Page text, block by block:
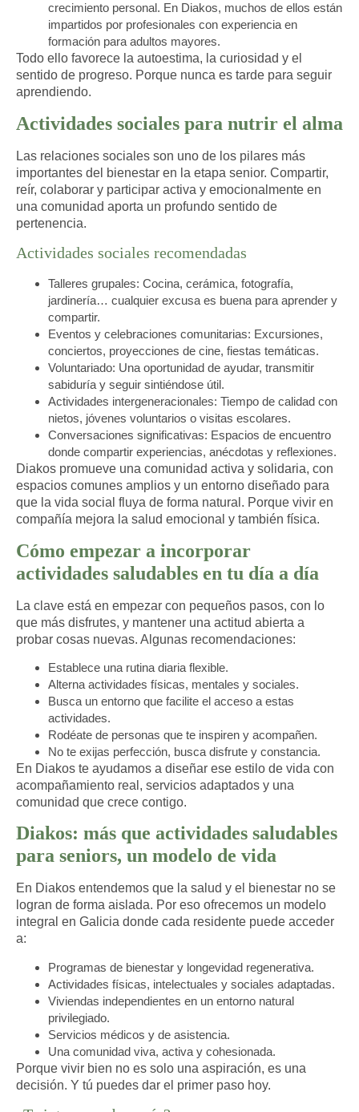
crecimiento personal. En Diakos, muchos de ellos están
impartidos por profesionales con experiencia en
formación para adultos mayores.
Todo ello favorece la autoestima, la curiosidad y el
sentido de progreso. Porque nunca es tarde para seguir
aprendiendo.
Actividades sociales para nutrir el alma
Las relaciones sociales son uno de los pilares más
importantes del bienestar en la etapa senior. Compartir,
reír, colaborar y participar activa y emocionalmente en
una comunidad aporta un profundo sentido de
pertenencia.
Actividades sociales recomendadas
Talleres grupales: Cocina, cerámica, fotografía,
jardinería… cualquier excusa es buena para aprender y
compartir.
Eventos y celebraciones comunitarias: Excursiones,
conciertos, proyecciones de cine, fiestas temáticas.
Voluntariado: Una oportunidad de ayudar, transmitir
sabiduría y seguir sintiéndose útil.
Actividades intergeneracionales: Tiempo de calidad con
nietos, jóvenes voluntarios o visitas escolares.
Conversaciones significativas: Espacios de encuentro
donde compartir experiencias, anécdotas y reflexiones.
Diakos promueve una comunidad activa y solidaria, con
espacios comunes amplios y un entorno diseñado para
que la vida social fluya de forma natural. Porque vivir en
compañía mejora la salud emocional y también física.
Cómo empezar a incorporar
actividades saludables en tu día a día
La clave está en empezar con pequeños pasos, con lo
que más disfrutes, y mantener una actitud abierta a
probar cosas nuevas. Algunas recomendaciones:
Establece una rutina diaria flexible.
Alterna actividades físicas, mentales y sociales.
Busca un entorno que facilite el acceso a estas
actividades.
Rodéate de personas que te inspiren y acompañen.
No te exijas perfección, busca disfrute y constancia.
En Diakos te ayudamos a diseñar ese estilo de vida con
acompañamiento real, servicios adaptados y una
comunidad que crece contigo.
Diakos: más que actividades saludables
para seniors, un modelo de vida
En Diakos entendemos que la salud y el bienestar no se
logran de forma aislada. Por eso ofrecemos un modelo
integral en Galicia donde cada residente puede acceder
a:
Programas de bienestar y longevidad regenerativa.
Actividades físicas, intelectuales y sociales adaptadas.
Viviendas independientes en un entorno natural
privilegiado.
Servicios médicos y de asistencia.
Una comunidad viva, activa y cohesionada.
Porque vivir bien no es solo una aspiración, es una
decisión. Y tú puedes dar el primer paso hoy.